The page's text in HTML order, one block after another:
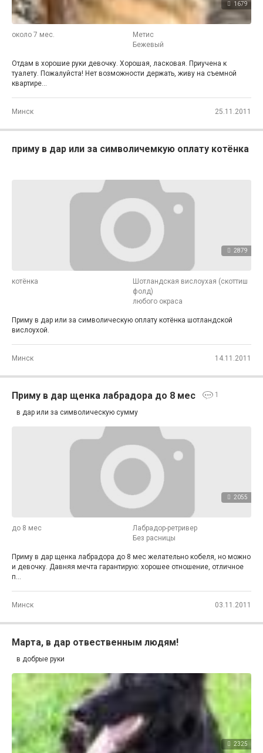
1679
около 7 мес.
Метис
Бежевый
Отдам в хорошие руки девочку. Хорошая, ласковая. Приучена к
туалету. Пожалуйста! Нет возможности держать, живу на съемной
квартире...
Минск 25.11.2011
приму в дар или за символичемкую оплату котёнка
2879
котёнка
Шотландская вислоухая (скоттиш
фолд)
любого окраса
Приму в дар или за символическую оплату котёнка шотландской
вислоухой.
Минск 14.11.2011
Приму в дар щенка лабрадора до 8 мес 1
в дар или за символическую сумму
2055
до 8 мес
Лабрадор-ретривер
Без расницы
Приму в дар щенка лабрадора до 8 мес желательно кобеля, но можно
и девочку. Давняя мечта гарантирую: хорошее отношение, отличное
п...
Минск 03.11.2011
Марта, в дар отвественным людям!
в добрые руки
2325